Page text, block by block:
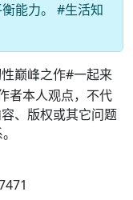
能力。 #生活知
巅峰之作#一起来
者本人观点，不代
、版权或其它问题